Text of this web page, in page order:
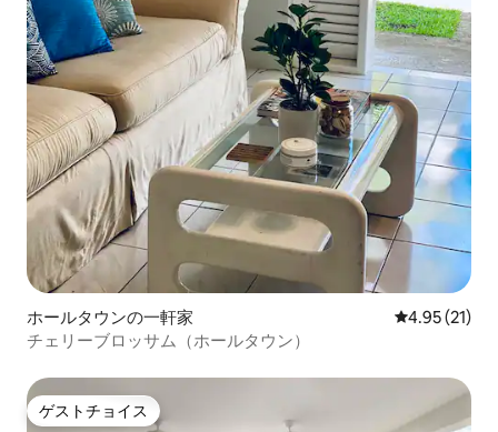
ホールタウンの一軒家 レビュー21
4.95 (21)
チェリーブロッサム（ホールタウン）
ゲストチョイス
ゲストチョイス